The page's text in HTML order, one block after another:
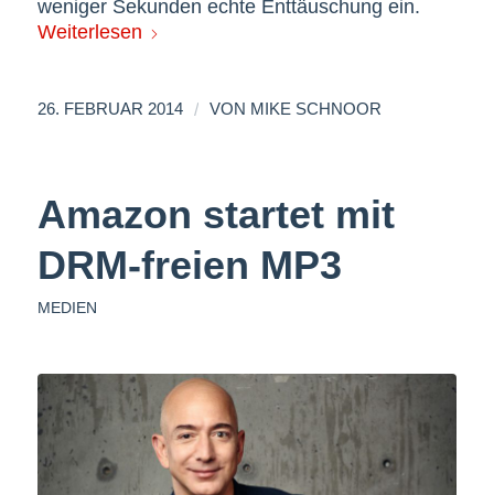
weniger Sekunden echte Enttäuschung ein.
Weiterlesen
26. FEBRUAR 2014 / VON MIKE SCHNOOR
Amazon startet mit
DRM-freien MP3
MEDIEN